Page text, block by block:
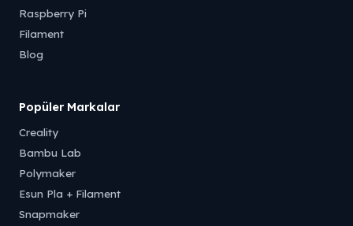
Raspberry Pi
Filament
Blog
Popüler Markalar
Creality
Bambu Lab
Polymaker
Esun Pla + Filament
Snapmaker